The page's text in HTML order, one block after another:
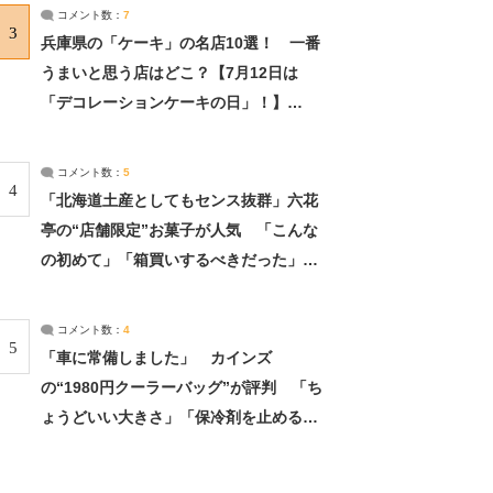
3
コメント数： 7
兵庫県の「ケーキ」の名店10選！ 一番
うまいと思う店はどこ？【7月12日は
「デコレーションケーキの日」！】
4
コメント数： 5
「北海道土産としてもセンス抜群」六花
亭の“店舗限定”お菓子が人気 「こんな
の初めて」「箱買いするべきだった」
5
コメント数： 4
「車に常備しました」 カインズ
の“1980円クーラーバッグ”が評判 「ち
ょうどいい大きさ」「保冷剤を止めるベ